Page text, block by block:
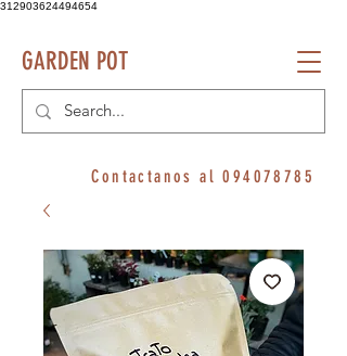
312903624494654
GARDEN POT
Contactanos al094078785